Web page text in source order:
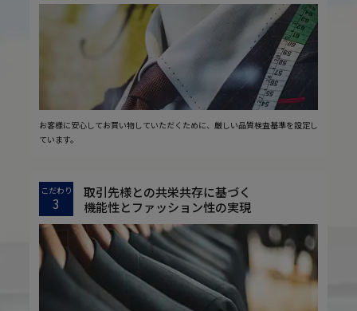
お客様に安心してお買い物していただくために、厳しい品質検査基準を設定し
ています。
こだわり
3
取引先様との共栄共存に基づく
機能性とファッション性の実現